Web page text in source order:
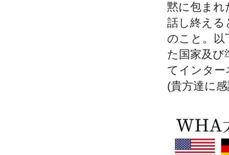
黙に包まれ
話し終える
のこと。 以
た国家及び
て インタ
(貴方達に